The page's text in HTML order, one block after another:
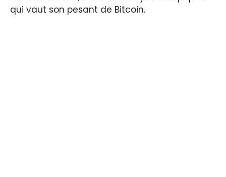
qui vaut son pesant de Bitcoin.